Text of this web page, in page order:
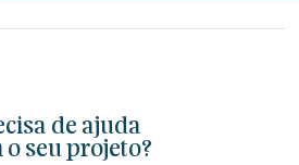
de ajuda
o seu projeto?